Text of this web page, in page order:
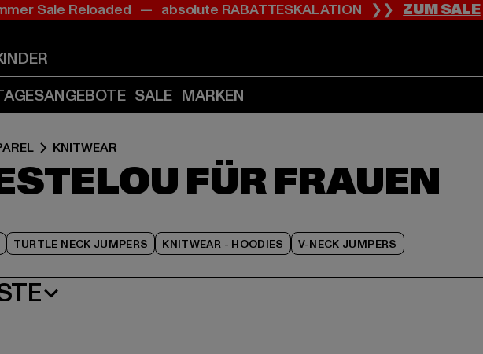
Zum
(Enter
drücken)
Zum
(Enter
drücken)
Sale Reloaded — absolute RABATTESKALATION ❯❯ZUM SALE
SALE MARKEN
KNITWEAR
FÜR FRAUEN
TURTLE NECK JUMPERS KNITWEAR - HOODIES V-NECK JUMPERS
Zum
(Enter
drücken)